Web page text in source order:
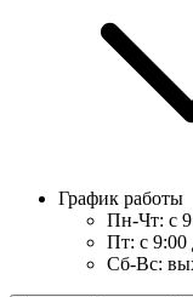
График работы
Пн-Чт: с
Пт: с 9:00
Сб-Вс: